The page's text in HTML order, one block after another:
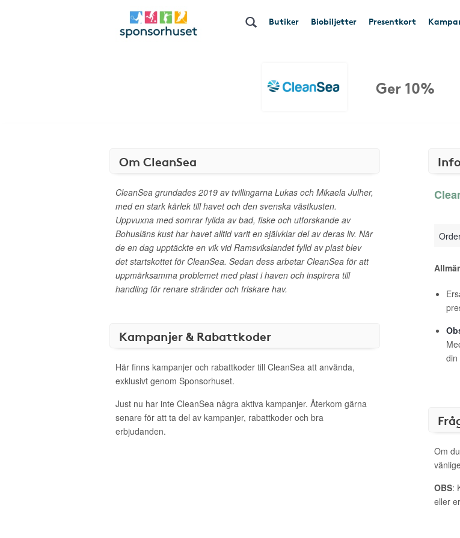
Butiker Biobiljetter Presentkort
Ger 10%
Om CleanSea
CleanSea grundades 2019 av tvillingarna Lukas och Mikaela Julher,
med en stark kärlek till havet och den svenska västkusten.
Uppvuxna med somrar fyllda av bad, fiske och utforskande av
Bohusläns kust har havet alltid varit en självklar del av deras liv. När
de en dag upptäckte en vik vid Ramsvikslandet fylld av plast blev
det startskottet för CleanSea. Sedan dess arbetar CleanSea för att
uppmärksamma problemet med plast i haven och inspirera till
handling för renare stränder och friskare hav.
Kampanjer & Rabattkoder
Här finns kampanjer och rabattkoder till CleanSea att använda,
exklusivt genom Sponsorhuset.
Just nu har inte CleanSea några aktiva kampanjer. Återkom gärna
senare för att ta del av kampanjer, rabattkoder och bra
erbjudanden.
din
Om
OBS:
eller